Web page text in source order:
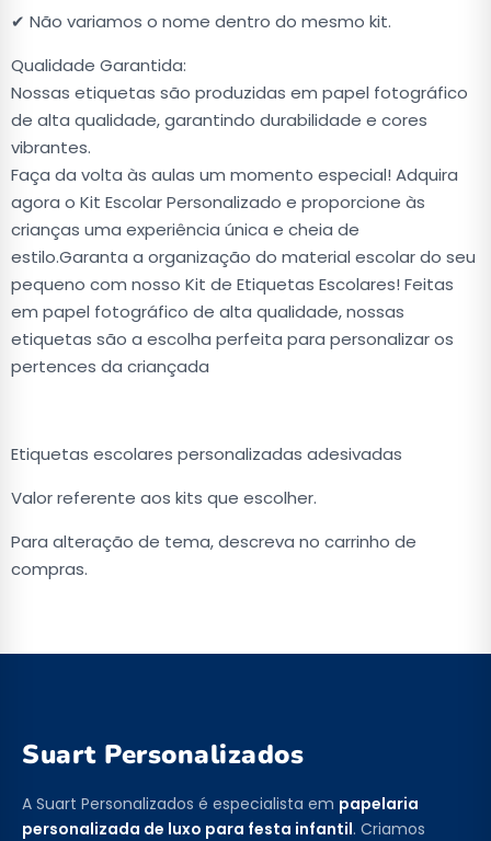
✔ Não variamos o nome dentro do mesmo kit.
Qualidade Garantida:
Nossas etiquetas são produzidas em papel fotográfico
de alta qualidade, garantindo durabilidade e cores
vibrantes.
Faça da volta às aulas um momento especial! Adquira
agora o Kit Escolar Personalizado e proporcione às
crianças uma experiência única e cheia de
estilo.Garanta a organização do material escolar do seu
pequeno com nosso Kit de Etiquetas Escolares! Feitas
em papel fotográfico de alta qualidade, nossas
etiquetas são a escolha perfeita para personalizar os
pertences da criançada
Etiquetas escolares personalizadas adesivadas
Valor referente aos kits que escolher.
Para alteração de tema, descreva no carrinho de
compras.
Suart Personalizados
A Suart Personalizados é especialista em papelaria
personalizada de luxo para festa infantil. Criamos